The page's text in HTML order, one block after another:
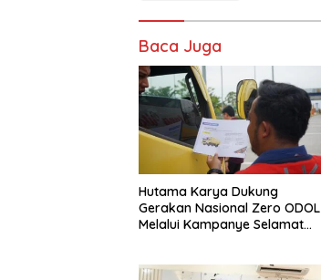
Baca Juga
Hutama Karya Dukung
Gerakan Nasional Zero ODOL
Melalui Kampanye Selamat